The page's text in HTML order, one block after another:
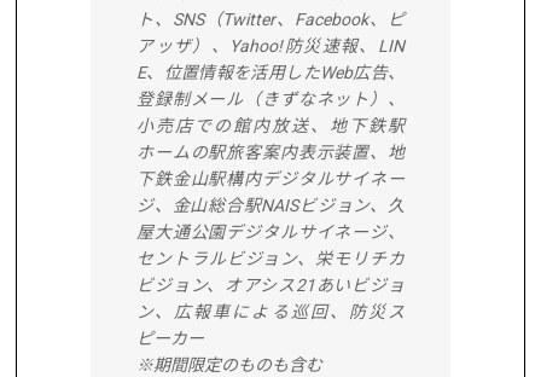
ト、SNS（Twitter、Facebook、ピ
アッザ）、Yahoo!防災速報、LIN
E、位置情報を活用したWeb広告、
登録制メール（きずなネット）、
小売店での館内放送、地下鉄駅
ホームの駅旅客案内表示装置、地
下鉄金山駅構内デジタルサイネー
ジ、金山総合駅NAISビジョン、久
屋大通公園デジタルサイネージ、
セントラルビジョン、栄モリチカ
ビジョン、オアシス21あいビジョ
ン、広報車による巡回、防災ス
ピーカー
※期間限定のものも含む